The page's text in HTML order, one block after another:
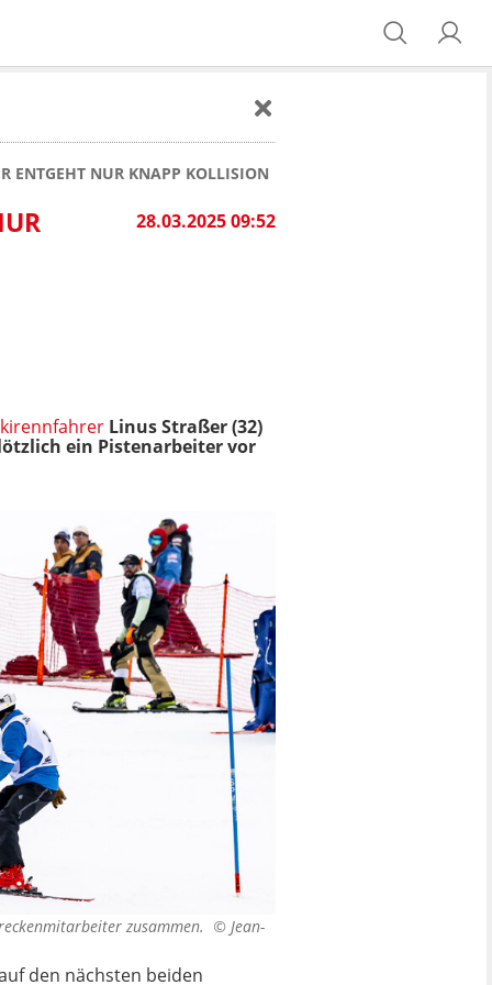
ENTGEHT NUR KNAPP KOLLISION
28.03.2025 09:52
Linus Straßer (32)
ein Pistenarbeiter vor
zusammen. © Jean-
den nächsten beiden